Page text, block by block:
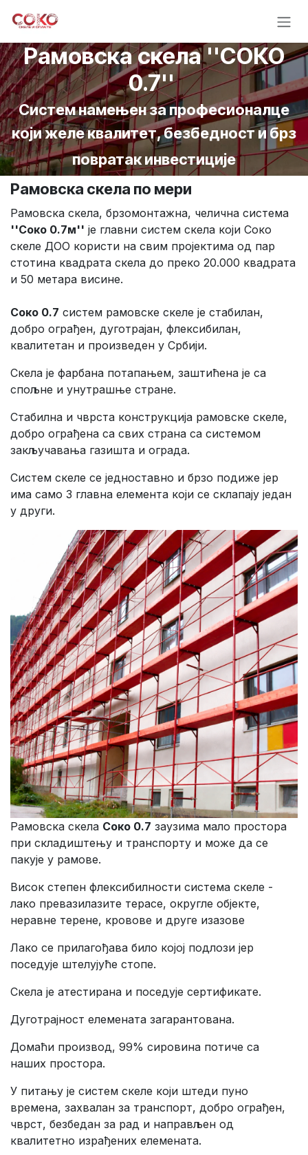
Рамовска скела ''СОКО
0.7''
Систем намењен за професионалце
који желе квалитет, безбедност и брз
повратак инвестиције
Рамовска скела по мери
Рамовска скела, брзомонтажна, челична система
''Соко 0.7м'' је главни систем скела који Соко
скеле ДОО користи на свим пројектима од пар
стотина квадрата скела до преко 20.000 квадрата
и 50 метара висине.
Соко 0.7 систем рамовске скеле је стабилан,
добро ограђен, дуготрајан, флексибилан,
квалитетан и произведен у Србији.
Скела је фарбана потапањем, заштићена је са
спољне и унутрашње стране.
Стабилна и чврста конструкција рамовске скеле,
добро ограђена са свих страна са системом
закључавања газишта и ограда.
Систем скеле се једноставно и брзо подиже јер
има само 3 главна елемента који се склапају један
у други.
Рамовска скела Соко 0.7 заузима мало простора
при складиштењу и транспорту и може да се
пакује у рамове.
Висок степен флексибилности система скеле -
лако превазилазите терасе, округле објекте,
неравне терене, кровове и друге изазове
Лако се прилагођава било којој подлози јер
поседује штелујуће стопе.
Скела је атестирана и поседује сертификате.
Дуготрајност елемената загарантована.
Домаћи производ, 99% сировина потиче са
наших простора.
У питању је систем скеле који штеди пуно
времена, захвалан за транспорт, добро ограђен,
чврст, безбедан за рад и направљен од
квалитетно израђених елемената.